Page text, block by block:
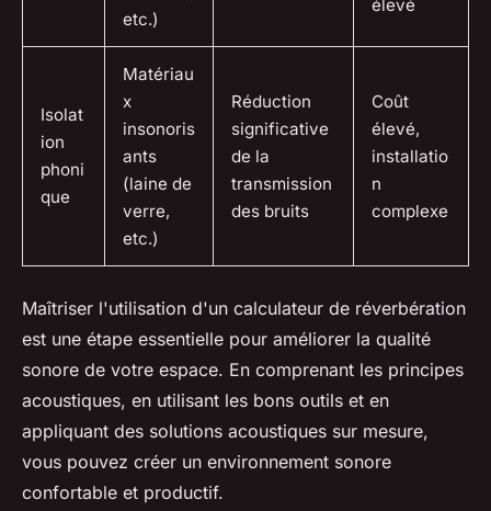
etc.)
élevé
Isolat
ion
phoni
que
Matériau
x
insonoris
ants
(laine de
verre,
etc.)
Réduction
significative
de la
transmission
des bruits
Coût
élevé,
installatio
n
complexe
Maîtriser l'utilisation d'un calculateur de réverbération
est une étape essentielle pour améliorer la qualité
sonore de votre espace. En comprenant les principes
acoustiques, en utilisant les bons outils et en
appliquant des solutions acoustiques sur mesure,
vous pouvez créer un environnement sonore
confortable et productif.